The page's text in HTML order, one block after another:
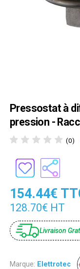
Pressostat à
pression -
(0)
154.44€
128.70€ HT
Livraison
Marque: Elettrotec